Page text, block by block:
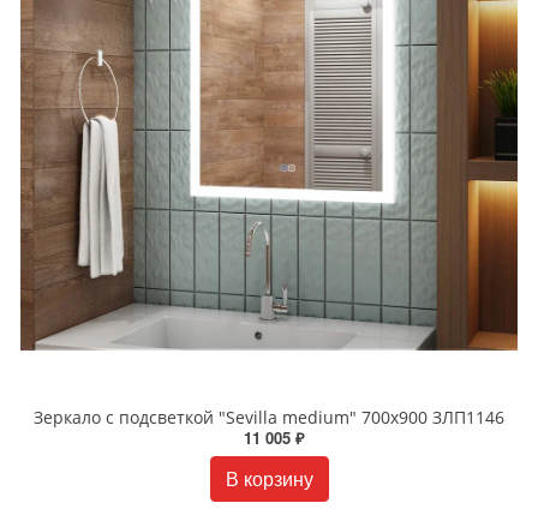
Зеркало с подсветкой "Sevilla medium" 700x900 ЗЛП1146
11 005 ₽
В корзину